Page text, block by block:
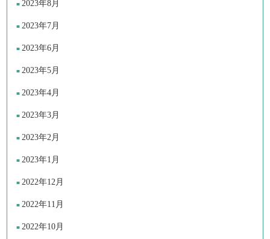
2023年8月
2023年7月
2023年6月
2023年5月
2023年4月
2023年3月
2023年2月
2023年1月
2022年12月
2022年11月
2022年10月